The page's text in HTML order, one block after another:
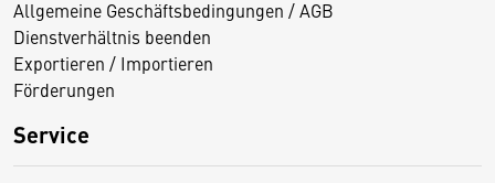
Allgemeine Geschäftsbedingungen / AGB
Dienstverhältnis beenden
Exportieren / Importieren
Förderungen
Service